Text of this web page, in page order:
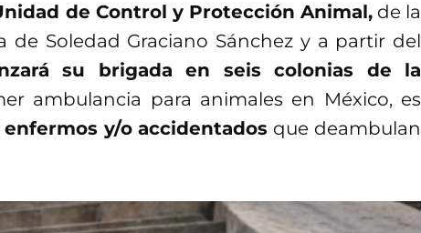
de Control y Protección Animal,de la
de Soledad Graciano Sánchez y a partir del
su brigada en seis colonias de la
ambulancia para animales en México, es
y/o accidentados que deambulan